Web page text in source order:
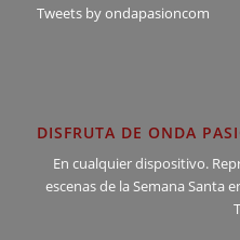
Tweets by ondapasioncom
DISFRUTA DE ONDA
En cualquier dispositivo.
escenas de la Semana Santa